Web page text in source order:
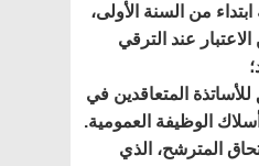
من السنة الأولى،
عند الترقي
المتعاقدين في
الوظيفة العمومية.
المترشح، الذي